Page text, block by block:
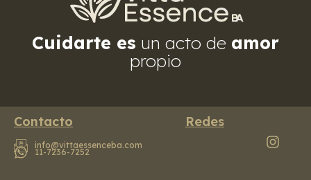
Cuidarte es un acto de amor
propio
Contacto
info@vittaessenceba.com
11-7236-7252
Redes